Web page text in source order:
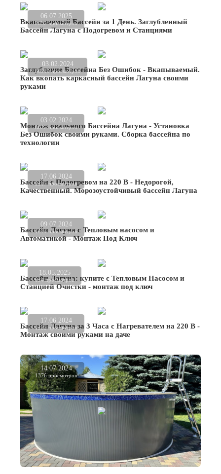
06.07.2025
2032 просмотров
Вкапываемый Бассейн за 1 День. Заглубленный
Бассейн Лагуна с Подогревом и Станциями
03.02.2024
36919 просмотров
Заглубление Бассейна Без Ошибок - Вкапываемый.
Как вкопать каркасный бассейн Лагуна своими
руками
03.02.2024
8022 просмотров
Монтаж овального Бассейна Лагуна - Установка
Без Ошибок своими руками. Сборка бассейна по
технологии
17.06.2024
2217 просмотров
Бассейн с Подогревом на 220 В - Недорогой,
Качественный. Морозоустойчивый бассейн Лагуна
09.07.2024
1014 просмотров
Бассейн Лагуна с Тепловым насосом и
Автоматикой - Монтаж Под Ключ
18.05.2025
634 просмотров
Бассейн Лагуна: купите с Тепловым Насосом и
Станцией Очистки - монтаж под ключ
17.06.2024
1222 просмотров
Бассейн Лагуна за 3 Часа с Нагревателем на 220 В -
Монтаж своими руками на даче
14.07.2024
1376 просмотров